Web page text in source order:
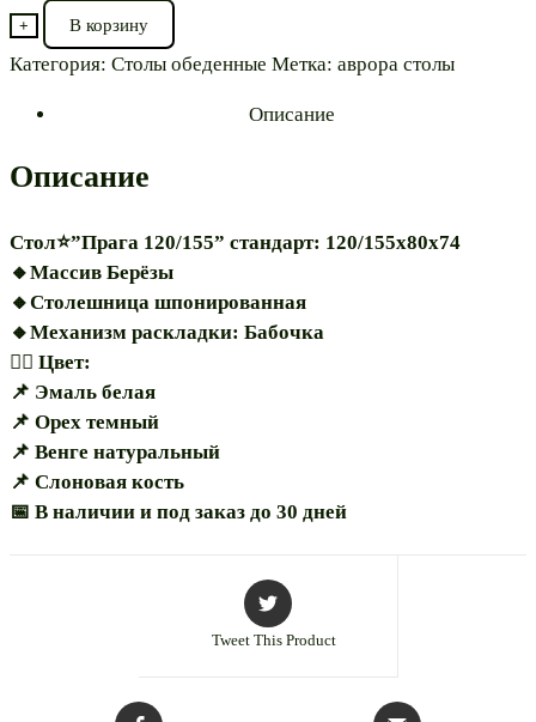
товара
Стол⭐“Прага
120/155"
+ В корзину
Категория: Столы обеденные Метка: аврора столы
Описание
Описание
Стол⭐”Прага 120/155” стандарт: 120/155х80х74
🔸️Массив Берёзы
🔸️Столешница шпонированная
🔸️Механизм раскладки: Бабочка
🏳️‍🌈 Цвет:
📌 Эмаль белая
📌 Орех темный
📌 Венге натуральный
📌 Слоновая кость
📅 В наличии и под заказ до 30 дней
Tweet This Product